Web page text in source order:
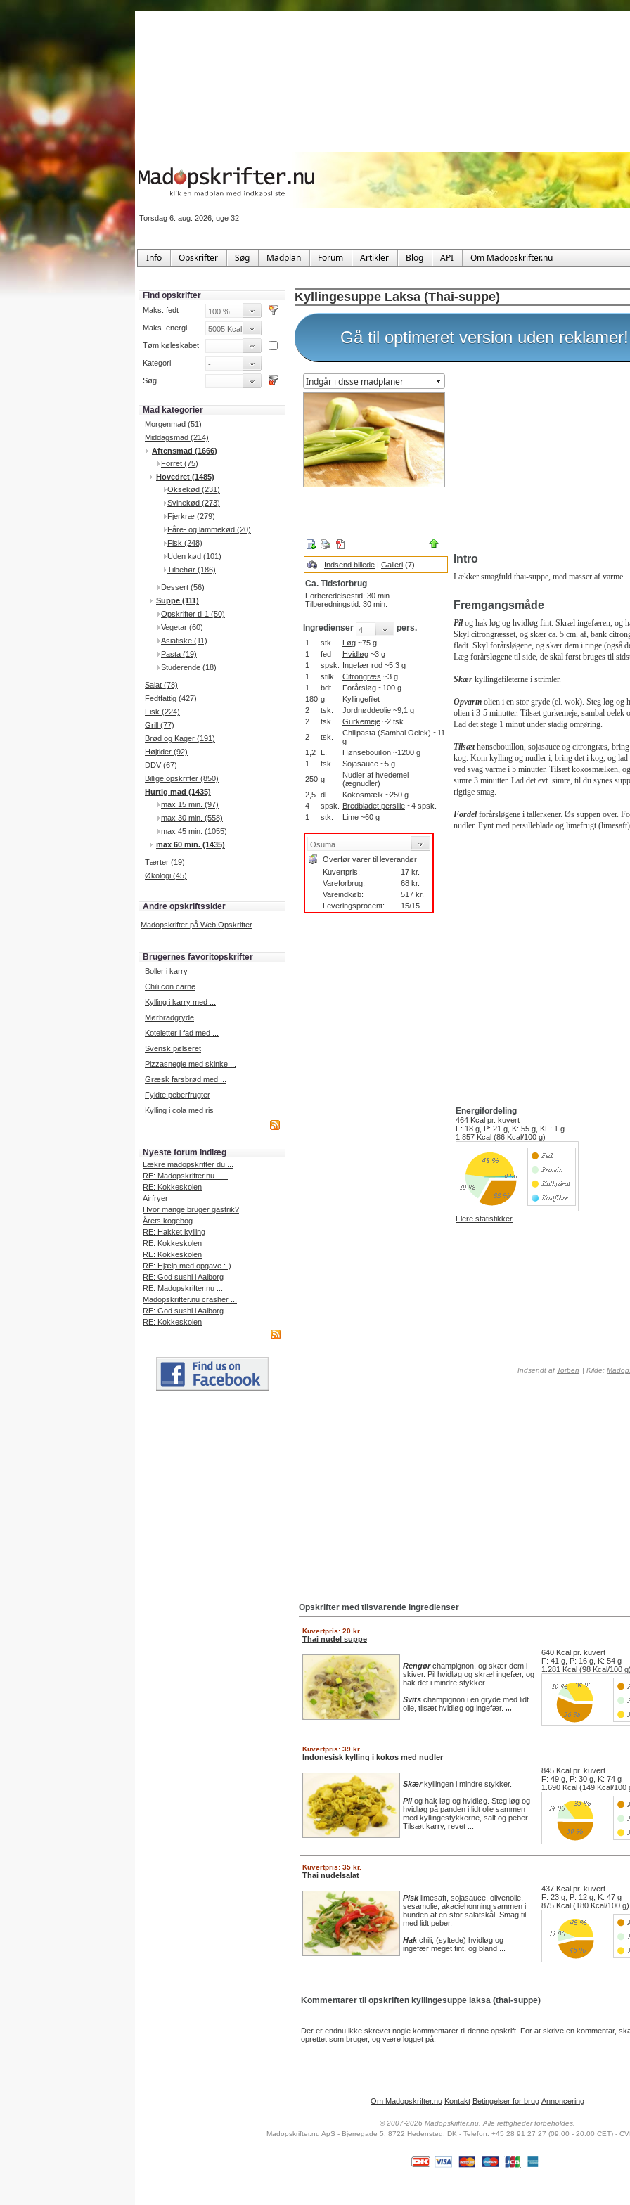
Torsdag 6. aug. 2026, uge 32
Info Opskrifter Søg Madplan Forum Artikler Blog API Om Madopskrifter.nu
Find opskrifter
Maks. fedt
Maks. energi
Tøm køleskabet
Kategori
Søg
Mad kategorier
Morgenmad (51)
Middagsmad (214)
Aftensmad (1666)
Forret (75)
Hovedret (1485)
Oksekød (231)
Svinekød (273)
Fjerkræ (279)
Fåre- og lammekød (20)
Fisk (248)
Uden kød (101)
Tilbehør (186)
Dessert (56)
Suppe (111)
Opskrifter til 1 (50)
Vegetar (60)
Asiatiske (11)
Pasta (19)
Studerende (18)
Salat (78)
Fedtfattig (427)
Fisk (224)
Grill (77)
Brød og Kager (191)
Højtider (92)
DDV (67)
Billige opskrifter (850)
Hurtig mad (1435)
max 15 min. (97)
max 30 min. (558)
max 45 min. (1055)
max 60 min. (1435)
Tærter (19)
Økologi (45)
Andre opskriftssider
Madopskrifter på Web Opskrifter
Brugernes favoritopskrifter
Boller i karry
Chili con carne
Kylling i karry med ...
Mørbradgryde
Koteletter i fad med ...
Svensk pølseret
Pizzasnegle med skinke ...
Græsk farsbrød med ...
Fyldte peberfrugter
Kylling i cola med ris
Nyeste forum indlæg
Lækre madopskrifter du ...
RE: Madopskrifter.nu - ...
RE: Kokkeskolen
Airfryer
Hvor mange bruger gastrik?
Årets kogebog
RE: Hakket kylling
RE: Kokkeskolen
RE: Kokkeskolen
RE: Hjælp med opgave :-)
RE: God sushi i Aalborg
RE: Madopskrifter.nu ...
Madopskrifter.nu crasher ...
RE: God sushi i Aalborg
RE: Kokkeskolen
Kyllingesuppe Laksa (Thai-suppe)
Gå til optimeret version uden reklamer!
Indsend billede | Galleri (7)
Ca. Tidsforbrug
Forberedelsestid: 30 min.
Tilberedningstid: 30 min.
Ingredienser pers.
1 stk. Løg ~75 g
1
fed Hvidløg ~3 g
1
spsk. Ingefær rod ~5,3 g
1
stilk Citrongræs ~3 g
1
bdt.
Forårsløg ~100 g
180 g
Kyllingefilet
2
tsk.
Jordnøddeolie ~9,1 g
2
tsk. Gurkemeje ~2 tsk.
2
tsk.
Chilipasta (Sambal Oelek) ~11
g
1,2
L.
Hønsebouillon ~1200 g
1
tsk.
Sojasauce ~5 g
250 g
Nudler af hvedemel
(ægnudler)
2,5 dl.
Kokosmælk ~250 g
4
spsk. Bredbladet persille ~4 spsk.
1
stk. Lime ~60 g
Overfør varer til leverandør
Kuvertpris:
17 kr.
Vareforbrug:
68 kr.
Vareindkøb:
517 kr.
Leveringsprocent:
15/15
Intro
Lækker smagfuld thai-suppe, med masser af varme.
Fremgangsmåde
Pilog hak løg og hvidløg fint. Skræl ingefæren, og
Skyl citrongræsset, og skær ca. 5 cm. af, bank
fladt. Skyl forårsløgene, og skær dem i ringe (også
Læg forårsløgene til side, de skal først bruges til
Skær kyllingefileterne i strimler.
Opvarm olien i en stor gryde (el. wok). Steg løg og
olien i 3-5 minutter. Tilsæt gurkemeje, sambal oelek
Lad det stege 1 minut under stadig omrøring.
Tilsæthønsebouillon, sojasauce og citrongræs,
kog. Kom kylling og nudler i, bring det i kog, og lad
ved svag varme i 5 minutter. Tilsæt kokosmælken,
simre 3 minutter. Lad det evt. simre, til du synes
rigtige smag.
Fordelforårsløgene i tallerkener. Øs suppen over.
nudler. Pynt med persilleblade og limefrugt
Energifordeling
464 Kcal pr. kuvert
F: 18 g, P: 21 g, K: 55 g, KF: 1 g
1.857 Kcal (86 Kcal/100 g)
Flere statistikker
Indsendt af Torben | Kilde:
Opskrifter med tilsvarende ingredienser
Kuvertpris: 20 kr.
Thai nudel suppe
Rengørchampignon, og skær dem i
skiver. Pil hvidløg og skræl ingefær, og
hak det i mindre stykker.
Svits champignon i en gryde med lidt
olie, tilsæt hvidløg og ingefær. ...
640 Kcal pr. kuvert
F: 41 g, P: 16 g, K: 54 g
1.281 Kcal (98 Kcal/100 g)
Kuvertpris: 39 kr.
Indonesisk kylling i kokos med nudler
Skærkyllingen i mindre stykker.
Pilog hak løg og hvidløg. Steg løg og
hvidløg på panden i lidt olie sammen
med kyllingestykkerne, salt og peber.
Tilsæt karry, revet ...
845 Kcal pr. kuvert
F: 49 g, P: 30 g, K: 74 g
1.690 Kcal (149 Kcal/100
Kuvertpris: 35 kr.
Thai nudelsalat
Pisklimesaft, sojasauce, olivenolie,
sesamolie, akaciehonning sammen i
bunden af en stor salatskål. Smag til
med lidt peber.
Hakchili, (syltede) hvidløg og
ingefær meget fint, og bland ...
437 Kcal pr. kuvert
F: 23 g, P: 12 g, K: 47 g
875 Kcal (180 Kcal/100 g)
Kommentarer til opskriften kyllingesuppe laksa (thai-suppe)
Der er endnu ikke skrevet nogle kommentarer til denne opskrift. For at skrive en kommentar,
oprettet som bruger, og være logget på.
Om Madopskrifter.nu Kontakt Betingelser for brug Annoncering
© 2007-2026 Madopskrifter.nu. Alle rettigheder forbeholdes.
Madopskrifter.nu ApS - Bjerregade 5, 8722 Hedensted, DK - Telefon: +45 28 91 27 27 (09:00 - 20:00 CET) -